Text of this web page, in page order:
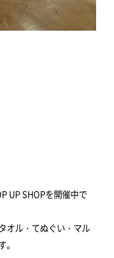
UP SHOPを開催中で
オル・てぬぐい・マル